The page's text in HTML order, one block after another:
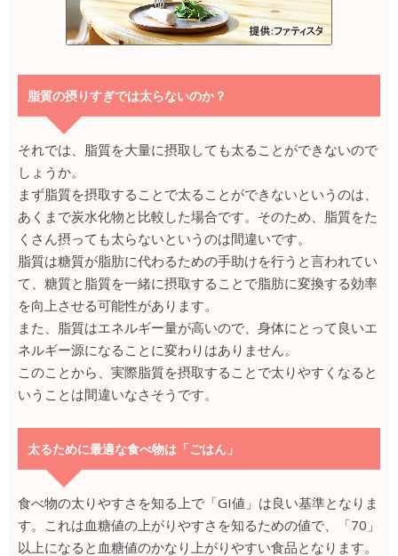
脂質の摂りすぎでは太らないのか？
それでは、脂質を大量に摂取しても太ることができないので
しょうか。
まず脂質を摂取することで太ることができないというのは、
あくまで炭水化物と比較した場合です。そのため、脂質をた
くさん摂っても太らないというのは間違いです。
脂質は糖質が脂肪に代わるための手助けを行うと言われてい
て、糖質と脂質を一緒に摂取することで脂肪に変換する効率
を向上させる可能性があります。
また、脂質はエネルギー量が高いので、身体にとって良いエ
ネルギー源になることに変わりはありません。
このことから、実際脂質を摂取することで太りやすくなると
いうことは間違いなさそうです。
太るために最適な食べ物は「ごはん」
食べ物の太りやすさを知る上で「GI値」は良い基準となりま
す。これは血糖値の上がりやすさを知るための値で、「70」
以上になると血糖値のかなり上がりやすい食品となります。